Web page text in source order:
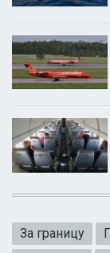
За границу